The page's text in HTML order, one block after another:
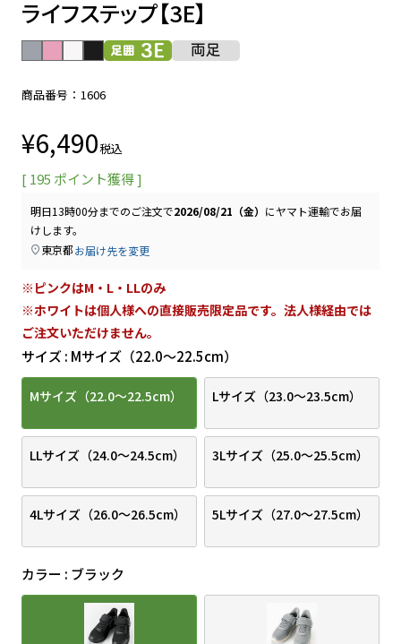
ライフステップ【3E】
商品番号 1606
¥6,490税込
[ 195 ポイント獲得 ]
明日13時00分までのご注文で2026/08/21（金） にヤマト運輸でお届
けします。
東京都お届け先を変更
※ピンクはM・L・LLのみ
※ホワイトは個人様への直接販売限定品です。法人様経由では
ご注文いただけません。
サイズ Mサイズ（22.0～22.5cm）
Mサイズ（22.0～22.5cm） Lサイズ（23.0～23.5cm）
LLサイズ（24.0～24.5cm） 3Lサイズ（25.0～25.5cm）
4Lサイズ（26.0～26.5cm） 5Lサイズ（27.0～27.5cm）
カラー ブラック